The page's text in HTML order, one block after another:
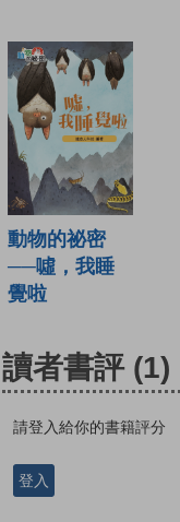
動物的祕密
──噓，我睡
覺啦
讀者書評 (1)
請登入給你的書籍評分
登入